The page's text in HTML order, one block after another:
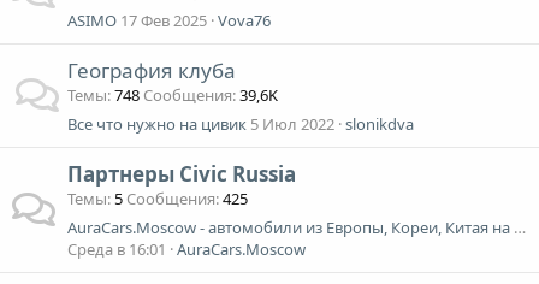
ASIMO 17 Фев 2025 Vova76
География клуба
Темы 748 Сообщения 39,6K
Все что нужно на цивик 5 Июл 2022 slonikdva
Партнеры Civic Russia
Темы 5 Сообщения 425
AuraCars.Moscow - автомобили из Европы, Кореи, Китая на заказ. Дарим 10000 на ОСАГО.
Среда в 16:01
AuraCars.Moscow